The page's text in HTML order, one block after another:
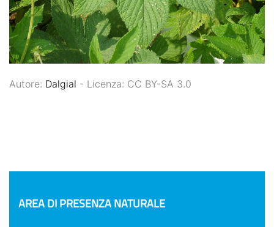
Autore: Dalgial - Licenza: CC BY-SA 3.0
AREA DI PRESENZA NATURALE